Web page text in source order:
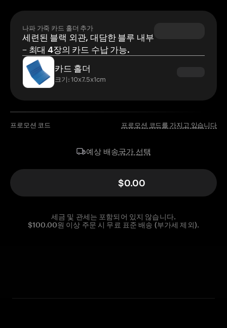
나파 가죽 카드 홀더 추가
세련된 블랙 외관, 대담한 블루 내부
– 최대 4장의 카드 수납 가능.
카드 홀더
크기: 10x7.5x1cm
프로모션 코드 프로모션 코드를 가지고 있습니다
예상 배송국가 선택
$0.00
세금 및 관세는 포함되어 있지 않습니다.
$100.00원 이상 주문 시 무료 표준 배송 (부가세 제외).